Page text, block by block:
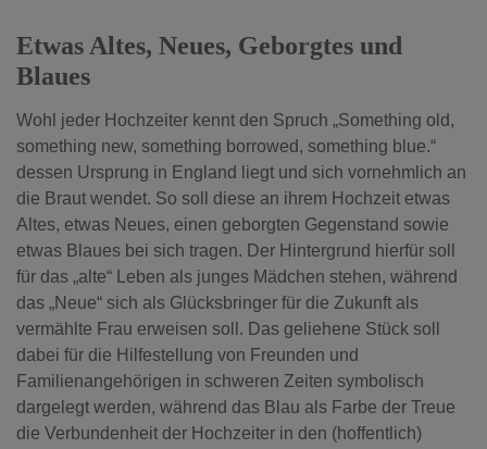
Etwas Altes, Neues, Geborgtes und
Blaues
Wohl jeder Hochzeiter kennt den Spruch „Something old,
something new, something borrowed, something blue.“
dessen Ursprung in England liegt und sich vornehmlich an
die Braut wendet. So soll diese an ihrem Hochzeit etwas
Altes, etwas Neues, einen geborgten Gegenstand sowie
etwas Blaues bei sich tragen. Der Hintergrund hierfür soll
für das „alte“ Leben als junges Mädchen stehen, während
das „Neue“ sich als Glücksbringer für die Zukunft als
vermählte Frau erweisen soll. Das geliehene Stück soll
dabei für die Hilfestellung von Freunden und
Familienangehörigen in schweren Zeiten symbolisch
dargelegt werden, während das Blau als Farbe der Treue
die Verbundenheit der Hochzeiter in den (hoffentlich)